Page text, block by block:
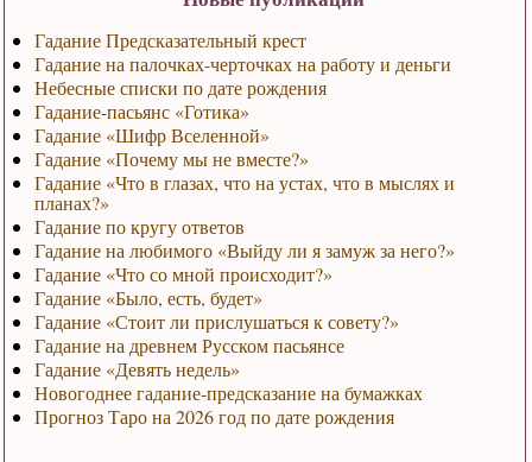
Гадание Предсказательный крест
Гадание на палочках-черточках на работу и деньги
Небесные списки по дате рождения
Гадание-пасьянс «Готика»
Гадание «Шифр Вселенной»
Гадание «Почему мы не вместе?»
Гадание «Что в глазах, что на устах, что в мыслях и
планах?»
Гадание по кругу ответов
Гадание на любимого «Выйду ли я замуж за него?»
Гадание «Что со мной происходит?»
Гадание «Было, есть, будет»
Гадание «Стоит ли прислушаться к совету?»
Гадание на древнем Русском пасьянсе
Гадание «Девять недель»
Новогоднее гадание-предсказание на бумажках
Прогноз Таро на 2026 год по дате рождения